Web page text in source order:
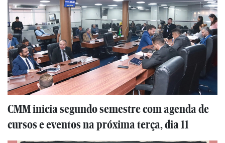
CMM inicia segundo semestre com agenda de
cursos e eventos na próxima terça, dia 11